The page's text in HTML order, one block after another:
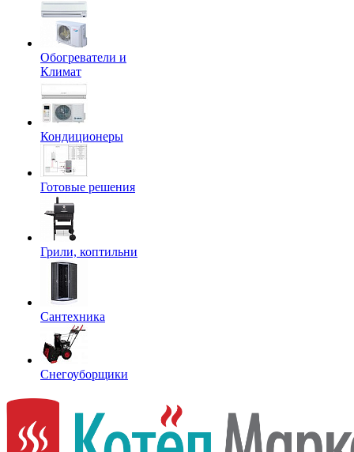
Обогреватели и
Климат
Кондиционеры
Готовые решения
Грили, коптильни
Сантехника
Снегоуборщики